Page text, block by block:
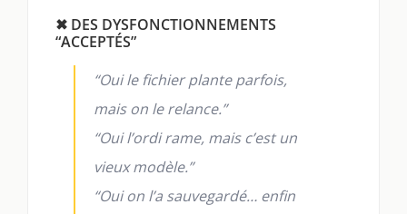
✖ DES DYSFONCTIONNEMENTS
“ACCEPTÉS”
“Oui le fichier plante parfois,
mais on le relance.”
“Oui l’ordi rame, mais c’est un
vieux modèle.”
“Oui on l’a sauvegardé… enfin